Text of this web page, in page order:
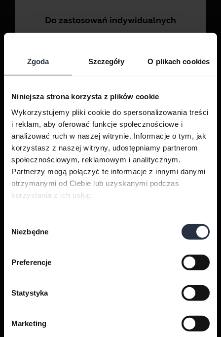
Zgoda Szczegóły O plikach cookies
Niniejsza strona korzysta z plików cookie
Wykorzystujemy pliki cookie do spersonalizowania treści
i reklam, aby oferować funkcje społecznościowe i
analizować ruch w naszej witrynie. Informacje o tym, jak
korzystasz z naszej witryny, udostępniamy partnerom
społecznościowym, reklamowym i analitycznym.
Partnerzy mogą połączyć te informacje z innymi danymi
otrzymanymi od Ciebie lub uzyskanymi podczas
korzystania z ich usług.
zgody
Niezbędne
Preferencje
Statystyka
Marketing
Do zastosowań indywidualnych
Uzyskaj pomoc
Aplikacje Jabra
pomocą Bluetooth
Przewodnik zgodności